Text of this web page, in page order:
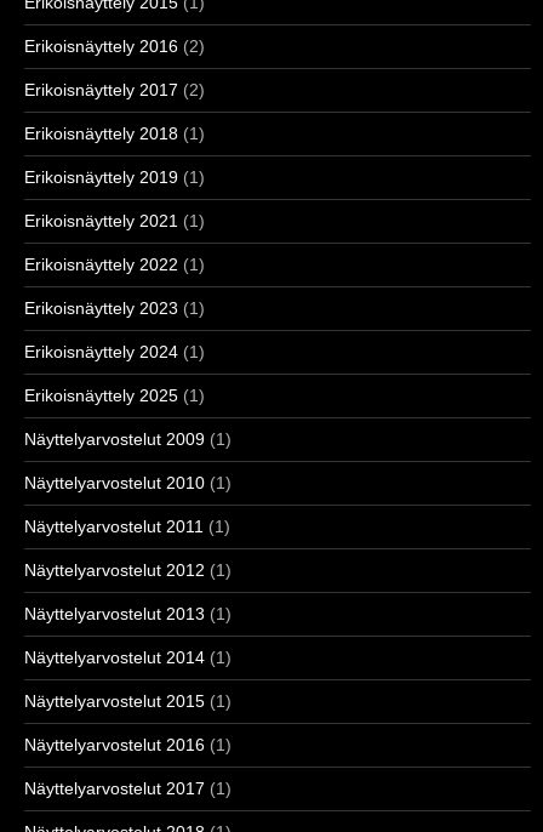
Erikoisnäyttely 2016 (2)
Erikoisnäyttely 2017 (2)
Erikoisnäyttely 2018 (1)
Erikoisnäyttely 2019 (1)
Erikoisnäyttely 2021 (1)
Erikoisnäyttely 2022 (1)
Erikoisnäyttely 2023 (1)
Erikoisnäyttely 2024 (1)
Erikoisnäyttely 2025 (1)
Näyttelyarvostelut 2009 (1)
Näyttelyarvostelut 2010 (1)
Näyttelyarvostelut 2011 (1)
Näyttelyarvostelut 2012 (1)
Näyttelyarvostelut 2013 (1)
Näyttelyarvostelut 2014 (1)
Näyttelyarvostelut 2015 (1)
Näyttelyarvostelut 2016 (1)
Näyttelyarvostelut 2017 (1)